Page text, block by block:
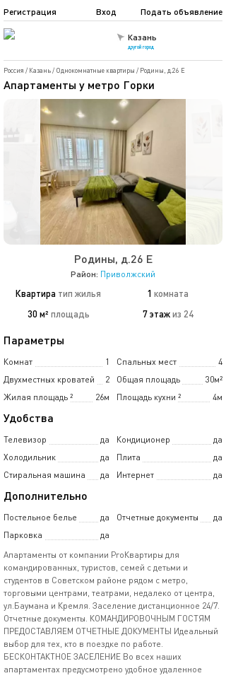
Казань
другой город
Подать объявление
Регистрация Вход
Россия / Казань/ Однокомнатные квартиры / Родины, д.26 Е
Апартаменты у метро Горки
Родины, д.26 Е
Район: Приволжский
Квартира тип жилья 1 комната
30 м² площадь 7 этаж из 24
Параметры
Комнат 1 Спальных мест
4
Двухместных кроватей
2 Общая площадь
30м²
Жилая площадь
26м
² Площадь кухни 4м
²
Удобства
Телевизор да Кондиционер
да
Холодильник
да Плита
да
Стиральная машина
да Интернет да
Дополнительно
Постельное белье да Отчетные документы
да
Парковка
да
Апартаменты от компании ProКвартиры для
командированных, туристов, семей с детьми и
студентов в Советском районе рядом с метро,
торговыми центрами, театрами, недалеко от центра,
ул.Баумана и Кремля. Заселение дистанционное 24/7.
Отчетные документы. КОМАНДИРОВОЧНЫМ ГОСТЯМ
ПРЕДОСТАВЛЯЕМ ОТЧЕТНЫЕ ДОКУМЕНТЫ Идеальный
выбор для тех, кто в поездке по работе.
БЕСКОНТАКТНОЕ ЗАСЕЛЕНИЕ Во всех наших
апартаментах предусмотрено удобное удаленное